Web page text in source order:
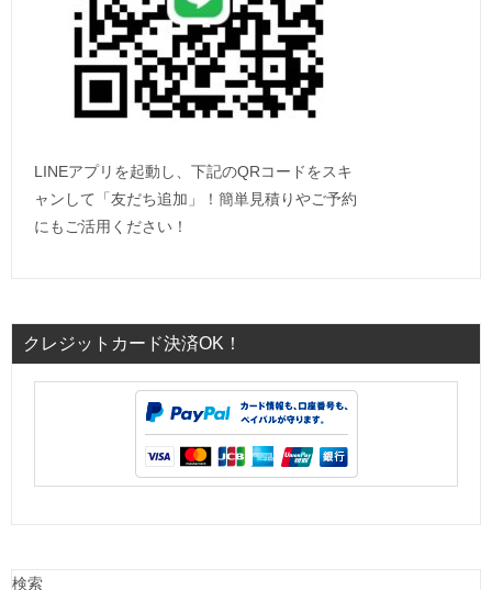
LINEアプリを起動し、下記のQRコードをスキ
ャンして「友だち追加」！簡単見積りやご予約
にもご活用ください！
クレジットカード決済OK！
検索